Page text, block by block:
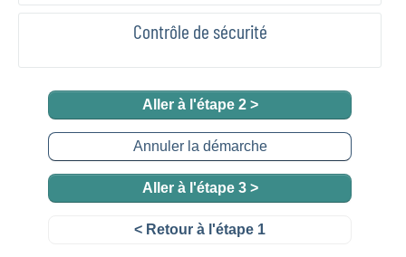
Contrôle de sécurité
Aller à l'étape 2 >
Annuler la démarche
Aller à l'étape 3 >
< Retour à l'étape 1